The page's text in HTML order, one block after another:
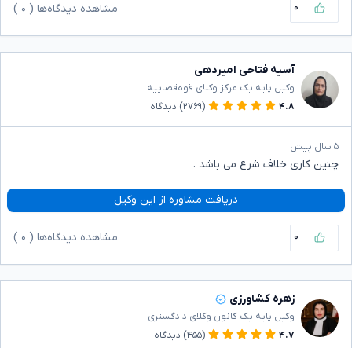
۰ مشاهده دیدگاه‌ها ( ۰
آسیه فتاحی امیردهی
وکیل پایه یک مرکز وکلای قوه‌قضاییه
۴.۸
(۲۷۶۹) دیدگاه
۵ سال پیش
چنین کاری خلاف شرع می باشد .
دریافت مشاوره از این وکیل
۰ مشاهده دیدگاه‌ها ( ۰
زهره کشاورزی
وکیل پایه یک کانون وکلای دادگستری
۴.۷
(۴۵۵) دیدگاه